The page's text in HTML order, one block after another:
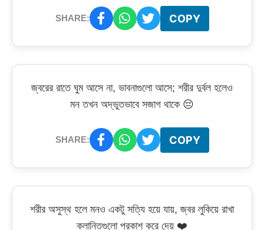
SHARE: COPY
জ্বরের রাতে ঘুম আসে না, ভাবনাগুলো আসে; শরীর দুর্বল হলেও
মন তখন অদ্ভুতভাবে সজাগ থাকে 😔
SHARE: COPY
শরীর অসুস্থ হলে মনও একটু সত্যি হয়ে যায়, জ্বর লুকিয়ে রাখা
ক্লান্তিগুলো প্রকাশ করে দেয় ❤️